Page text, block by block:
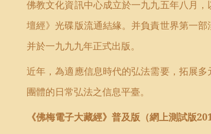
佛教文化資訊中心成立於一九九五年八月
壇經》光碟版流通結緣。并負責世界第一
并於一九九九年正式出版。
近年，為適應信息時代的弘法需要，拓展多
團體的日常弘法之信息平臺。
《佛梅電子大藏經》普及版（網上測試版